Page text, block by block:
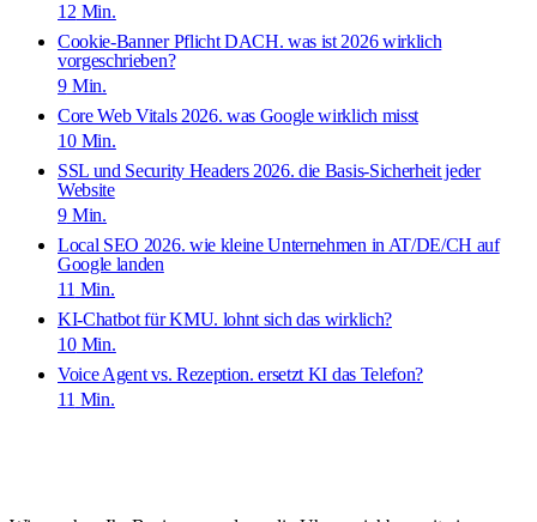
12 Min.
Cookie-Banner Pflicht DACH. was ist 2026 wirklich
vorgeschrieben?
9Min.
Core Web Vitals 2026. was Google wirklich misst
10Min.
SSL und Security Headers 2026. die Basis-Sicherheit jeder
Website
9Min.
Local SEO 2026. wie kleine Unternehmen in AT/DE/CH auf
Google landen
11 Min.
KI-Chatbot für KMU. lohnt sich das wirklich?
10Min.
Voice Agent vs. Rezeption. ersetzt KI das Telefon?
11 Min.